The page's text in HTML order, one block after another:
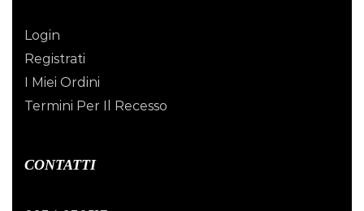
Login
Registrati
I Miei Ordini
Termini Per Il Recesso
CONTATTI